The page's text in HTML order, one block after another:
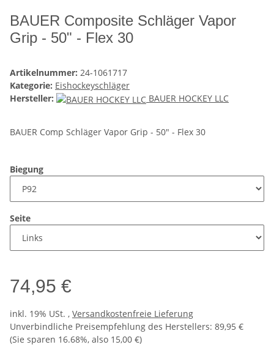
BAUER Composite Schläger Vapor
Grip - 50" - Flex 30
Artikelnummer: 24-1061717
Kategorie: Eishockeyschläger
Hersteller:
BAUER HOCKEY LLC
BAUER Comp Schläger Vapor Grip - 50" - Flex 30
Biegung
Seite
74,95 €
inkl. 19% USt. , Versandkostenfreie Lieferung
Unverbindliche Preisempfehlung des Herstellers: 89,95 €
(Sie sparen 16.68%, also 15,00 €)